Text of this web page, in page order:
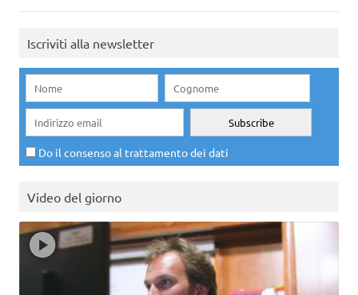
Iscriviti alla newsletter
Do il consenso al trattamento dei dati
Video del giorno